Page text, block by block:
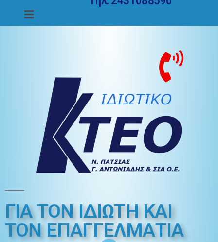
ΓΙΑ ΤΟΝ ΙΔΙΩΤΗ ΚΑΙ
ΤΟΝ ΕΠΑΓΓΕΛMΑΤΙΑ